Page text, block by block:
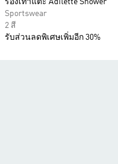
Sportswear
2 สี
รับส่วนลดพิเศษเพิ่มอีก 30%